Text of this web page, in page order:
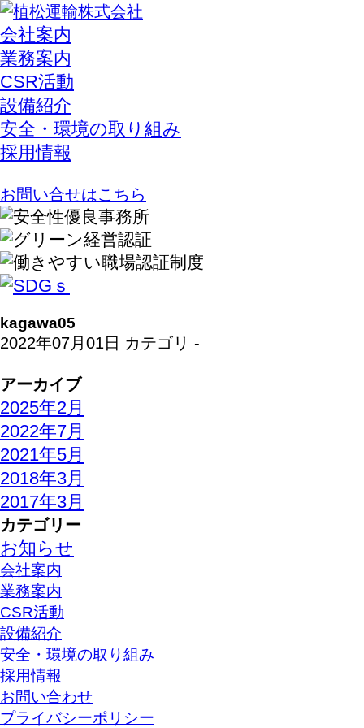
会社案内
業務案内
CSR活動
設備紹介
安全・環境の取り組み
採用情報
お問い合せはこちら
kagawa05
2022年07月01日 カテゴリ -
アーカイブ
2025年2月
2022年7月
2021年5月
2018年3月
2017年3月
カテゴリー
お知らせ
会社案内
業務案内
CSR活動
設備紹介
安全・環境の取り組み
採用情報
お問い合わせ
プライバシーポリシー